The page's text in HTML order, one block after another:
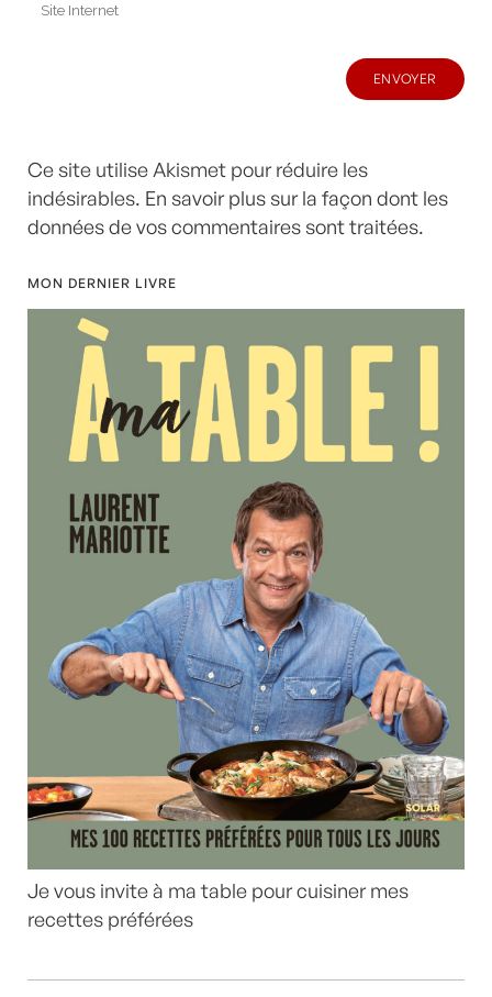
Ce site utilise Akismet pour réduire les
indésirables. En savoir plus sur la façon dont les
données de vos commentaires sont traitées.
MON DERNIER LIVRE
Je vous invite à ma table pour cuisiner mes
recettes préférées